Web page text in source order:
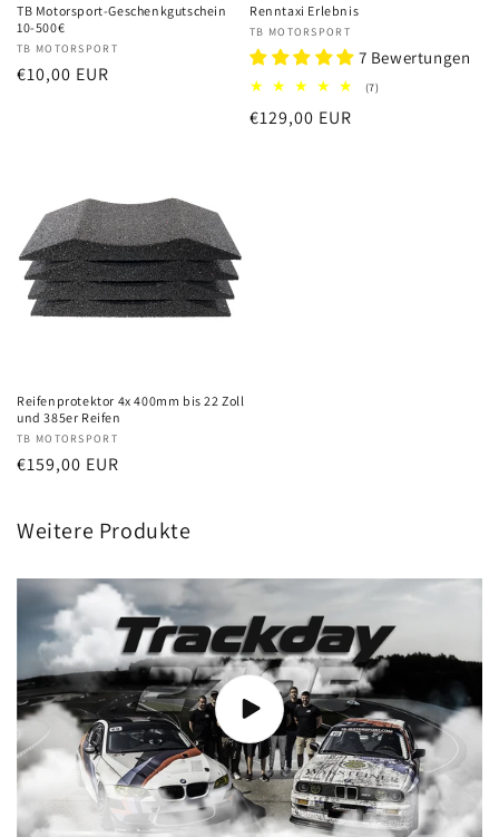
TB Motorsport-Geschenkgutschein
10-500€
Anbieter:
TB MOTORSPORT
Normaler
€10,00 EUR
Renntaxi Erlebnis
Anbieter:
TB MOTORSPORT
7 Bewertungen
(7)7
Normaler
€129,00 EUR
Reifenprotektor 4x 400mm bis 22 Zoll
und 385er Reifen
Anbieter:
TB MOTORSPORT
Normaler
€159,00 EUR
Weitere Produkte